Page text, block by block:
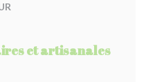
et artisanales